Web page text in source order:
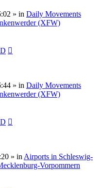
» in Daily Movements
(XFW)
» in Daily Movements
(XFW)
» in Airports in Schleswig-
Vorpommern